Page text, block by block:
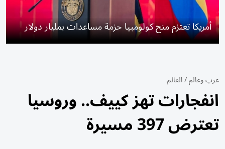
أمريكا تعتزم منح كولومبيا حزمة مساعدات بمليار دولار
عرب وعالم/العالم
انفجارات تهز كييف.. وروسيا
تعترض 397 مسيرة